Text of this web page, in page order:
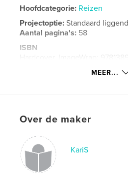
Hoofdcategorie: Reizen
Projectoptie:Standaard
Aantal pagina's: 58
ISBN
Hardcover, ImageWrap:
dec 23,
santorini , oia
MEER...
Over de maker
KariS